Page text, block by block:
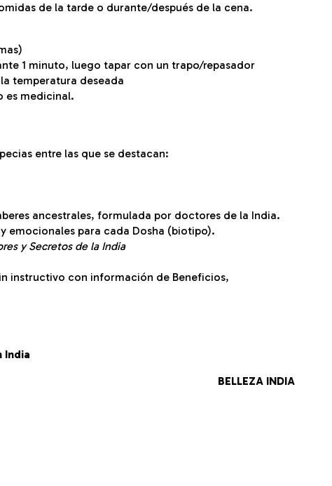
de la tarde o durante/después de la cena.
1 minuto, luego tapar con un trapo/repasador
temperatura deseada
es medicinal.
entre las que se destacan:
ancestrales, formulada por doctores de la India.
emocionales para cada Dosha (biotipo).
y Secretos de la India
instructivo con información de Beneficios,
India
BELLEZA INDIA